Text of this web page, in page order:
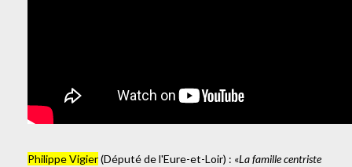
Philippe Vigier(Député de l'Eure-et-Loir) : «La famille centriste